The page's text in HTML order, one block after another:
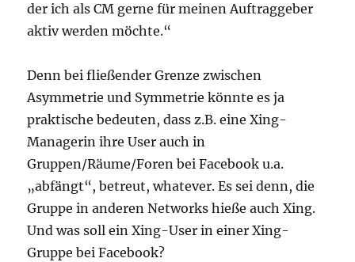
der ich als CM gerne für meinen Auftraggeber
aktiv werden möchte.“
Denn bei fließender Grenze zwischen
Asymmetrie und Symmetrie könnte es ja
praktische bedeuten, dass z.B. eine Xing-
Managerin ihre User auch in
Gruppen/Räume/Foren bei Facebook u.a.
„abfängt“, betreut, whatever. Es sei denn, die
Gruppe in anderen Networks hieße auch Xing.
Und was soll ein Xing-User in einer Xing-
Gruppe bei Facebook?